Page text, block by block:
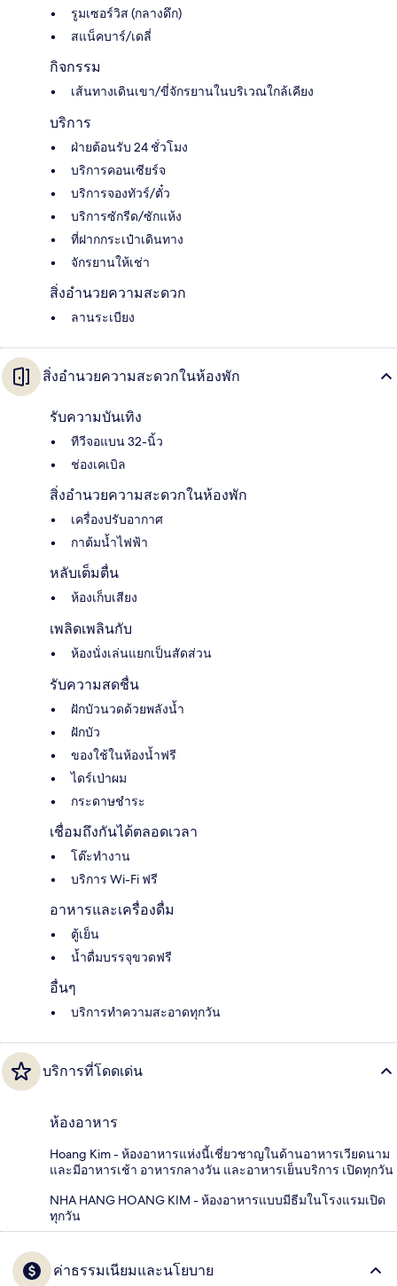
รูมเซอร์วิส (กลางดึก)
สแน็คบาร์/เดลี่
กิจกรรม
เส้นทางเดินเขา/ขี่จักรยานในบริเวณใกล้เคียง
บริการ
ฝ่ายต้อนรับ 24 ชั่วโมง
บริการคอนเซียร์จ
บริการจองทัวร์/ตั๋ว
บริการซักรีด/ซักแห้ง
ที่ฝากกระเป๋าเดินทาง
จักรยานให้เช่า
สิ่งอำนวยความสะดวก
ลานระเบียง
สิ่งอำนวยความสะดวกในห้องพัก
รับความบันเทิง
ทีวีจอแบน 32-นิ้ว
ช่องเคเบิล
สิ่งอำนวยความสะดวกในห้องพัก
เครื่องปรับอากาศ
กาต้มน้ำไฟฟ้า
หลับเต็มตื่น
ห้องเก็บเสียง
เพลิดเพลินกับ
ห้องนั่งเล่นแยกเป็นสัดส่วน
รับความสดชื่น
ฝักบัวนวดด้วยพลังน้ำ
ฝักบัว
ของใช้ในห้องน้ำฟรี
ไดร์เป่าผม
กระดาษชำระ
เชื่อมถึงกันได้ตลอดเวลา
โต๊ะทำงาน
บริการ Wi-Fi ฟรี
อาหารและเครื่องดื่ม
ตู้เย็น
น้ำดื่มบรรจุขวดฟรี
อื่นๆ
บริการทำความสะอาดทุกวัน
บริการที่โดดเด่น
ห้องอาหาร
Hoang Kim - ห้องอาหารแห่งนี้เชี่ยวชาญในด้านอาหารเวียดนาม
และมีอาหารเช้า อาหารกลางวัน และอาหารเย็นบริการ เปิดทุกวัน
NHA HANG HOANG KIM - ห้องอาหารแบบมีธีมในโรงแรมเปิด
ทุกวัน
ค่าธรรมเนียมและนโยบาย